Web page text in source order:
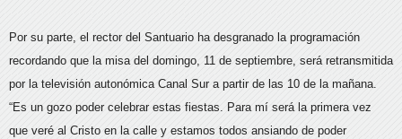
Por su parte, el rector del Santuario ha desgranado la programación
recordando que la misa del domingo, 11 de septiembre, será retransmitida
por la televisión autonómica Canal Sur a partir de las 10 de la mañana.
“Es un gozo poder celebrar estas fiestas. Para mí será la primera vez
que veré al Cristo en la calle y estamos todos ansiando de poder